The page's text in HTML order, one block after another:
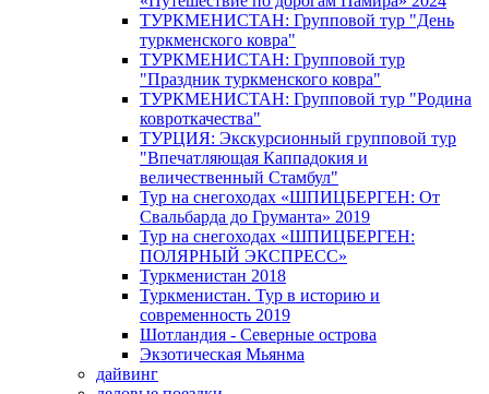
ТУРКМЕНИСТАН: Групповой тур "День
туркменского ковра"
ТУРКМЕНИСТАН: Групповой тур
"Праздник туркменского ковра"
ТУРКМЕНИСТАН: Групповой тур "Родина
ковроткачества"
ТУРЦИЯ: Экскурсионный групповой тур
"Впечатляющая Каппадокия и
величественный Стамбул"
Тур на снегоходах «ШПИЦБЕРГЕН: От
Свальбарда до Груманта» 2019
Тур на снегоходах «ШПИЦБЕРГЕН:
ПОЛЯРНЫЙ ЭКСПРЕСС»
Туркменистан 2018
Туркменистан. Тур в историю и
современность 2019
Шотландия - Северные острова
Экзотическая Мьянма
дайвинг